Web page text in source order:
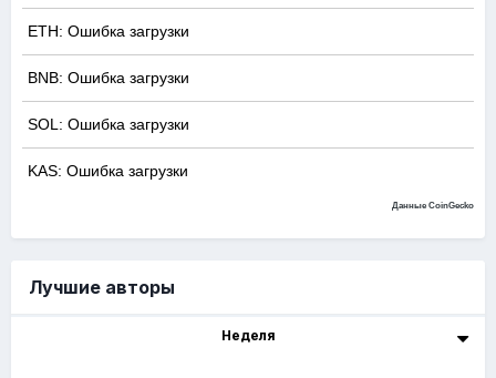
ETH: Ошибка загрузки
BNB: Ошибка загрузки
SOL: Ошибка загрузки
KAS: Ошибка загрузки
Данные CoinGecko
Лучшие авторы
Неделя